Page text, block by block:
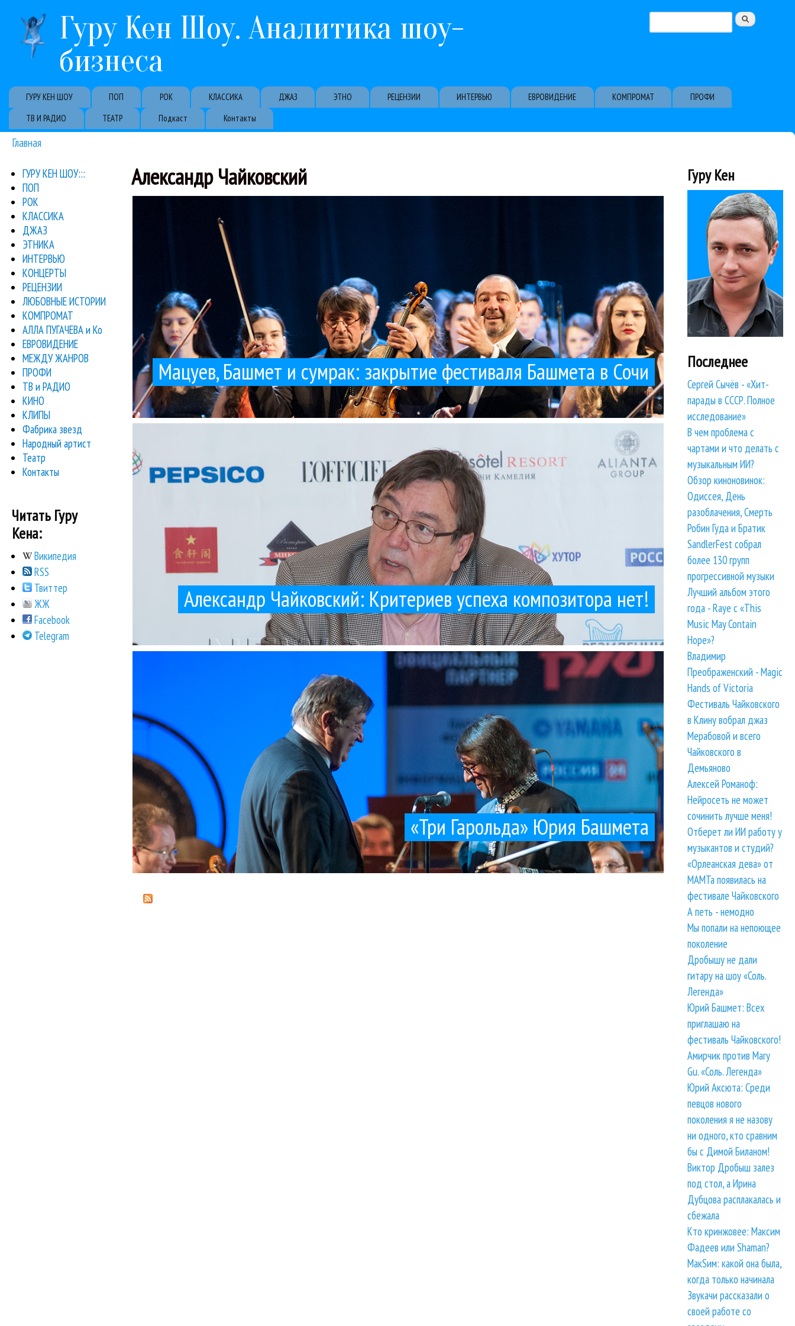
Гуру Кен Шоу. Аналитика шоу-
бизнеса
Форма поиска
Primary links
ГУРУ КЕН ШОУ ПОП РОК КЛАССИКА ДЖАЗ ЭТНО РЕЦЕНЗИИ ИНТЕРВЬЮ ЕВРОВИДЕНИЕ КОМПРОМАТ
ПРОФИ
ТВ И РАДИО
ТЕАТР Подкаст Контакты
Вы здесь
Главная
Александр Чайковский
Мацуев, Башмет и сумрак: закрытие фестиваля Башмета в Сочи
концерте закрытия фестиваля впервые были исполнены Концерт для альта с оркестром японского...
Александр Чайковский: Критериев успеха композитора нет!
X Зимнего фестиваля искусств Юрия Башмета в Сочи прошла лекция Александра Чайковского на...
«Три Гарольда» Юрия Башмета
«Три Гарольда» Юрия Башмета
Юрий Башмет на своем Зимнем фестивале искусств в Сочи сыграл отдельную программу, посвященную теме
байроновского Гарольда. Он объединил сразу три произведения, посвященные Гарольду. Помимо...
ГУРУ КЕН ШОУ:::
ПОП
РОК
КЛАССИКА
ДЖАЗ
ЭТНИКА
ИНТЕРВЬЮ
КОНЦЕРТЫ
РЕЦЕНЗИИ
ЛЮБОВНЫЕ ИСТОРИИ
КОМПРОМАТ
АЛЛА ПУГАЧЕВА и Ко
ЕВРОВИДЕНИЕ
МЕЖДУ ЖАНРОВ
ПРОФИ
ТВ и РАДИО
КИНО
КЛИПЫ
Фабрика звезд
Народный артист
Театр
Контакты
Читать Гуру
Кена:
Википедия
RSS
Твиттер
ЖЖ
Facebook
Telegram
Гуру Кен
Последнее
Сергей Сычёв - «Хит-
парады в СССР. Полное
исследование»
В чем проблема с
чартами и что делать с
музыкальным ИИ?
Обзор киноновинок:
Одиссея, День
разоблачения, Смерть
Робин Гуда и Братик
SandlerFest собрал
более 130 групп
прогрессивной музыки
Лучший альбом этого
года - Raye с «This
Music May Contain
Hope»?
Владимир
Преображенский - Magic
Hands of Victoria
Фестиваль Чайковского
в Клину вобрал джаз
Мерабовой и всего
Чайковского в
Демьяново
Алексей Романоф:
Нейросеть не может
сочинить лучше меня!
Отберет ли ИИ работу у
музыкантов и студий?
«Орлеанская дева» от
МАМТа появилась на
фестивале Чайковского
А петь - немодно
Мы попали на непоющее
поколение
Дробышу не дали
гитару на шоу «Соль.
Легенда»
Юрий Башмет: Всех
приглашаю на
фестиваль Чайковского!
Амирчик против Mary
Gu. «Соль. Легенда»
Юрий Аксюта: Среди
певцов нового
поколения я не назову
ни одного, кто сравним
бы с Димой Биланом!
Виктор Дробыш залез
под стол, а Ирина
Дубцова расплакалась и
сбежала
Кто кринжовее: Максим
Фадеев или Shaman?
МакSим: какой она была,
когда только начинала
Звукачи рассказали о
своей работе со